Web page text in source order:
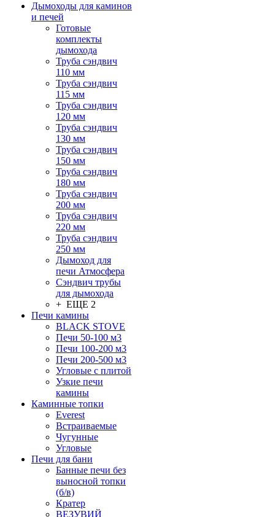
Дымоходы для каминов
и печей
Готовые
комплекты
дымохода
Труба сэндвич
110 мм
Труба сэндвич
115 мм
Труба сэндвич
120 мм
Труба сэндвич
130 мм
Труба сэндвич
150 мм
Труба сэндвич
180 мм
Труба сэндвич
200 мм
Труба сэндвич
220 мм
Труба сэндвич
250 мм
Дымоход для
печи Атмосфера
Сэндвич трубы
для дымохода
+ ЕЩЕ 2
Печи камины
BLACK STOVE
Печи 50-100 м3
Печи 100-200 м3
Печи 200-500 м3
Угловые с плитой
Узкие печи
камины
Каминные топки
Everest
Встраиваемые
Чугунные
Угловые
Печи для бани
Банные печи без
выносной топки
(б/в)
Кратер
ВЕЗУВИЙ